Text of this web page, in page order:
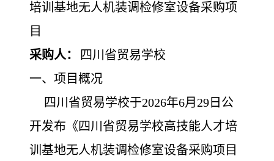
培训基地无人机装调检修室设备采购项
目
采购人：
四川省贸易学校
一、项目概况
四川省贸易学校于2026年6月29日公
开发布《四川省贸易学校高技能人才培
训基地无人机装调检修室设备采购项目